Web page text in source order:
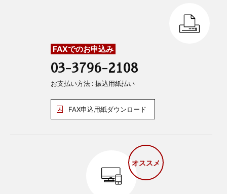
FAXでのお申込み
03-3796-2108
お支払い方法 : 振込用紙払い
FAX申込用紙ダウンロード
オススメ